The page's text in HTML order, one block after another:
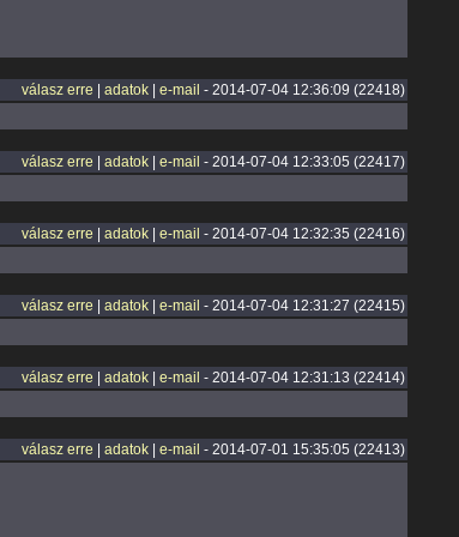
válasz erre adatok| e-mail - 2014-07-04 12:36:09 (22418)
válasz erre adatok| e-mail - 2014-07-04 12:33:05 (22417)
válasz erre adatok| e-mail - 2014-07-04 12:32:35 (22416)
válasz erre adatok| e-mail - 2014-07-04 12:31:27 (22415)
válasz erre adatok| e-mail - 2014-07-04 12:31:13 (22414)
válasz erre adatok| e-mail - 2014-07-01 15:35:05 (22413)